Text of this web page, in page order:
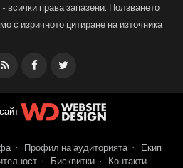
права запазени. Ползването
с изричното цитиране на източника
Facebook
Профил на аудиторията
Екип
Бисквитки Контакти